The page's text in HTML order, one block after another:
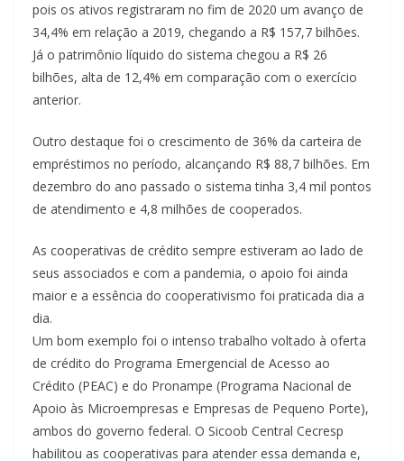
pois os ativos registraram no fim de 2020 um avanço de
34,4% em relação a 2019, chegando a R$ 157,7 bilhões.
Já o patrimônio líquido do sistema chegou a R$ 26
bilhões, alta de 12,4% em comparação com o exercício
anterior.
Outro destaque foi o crescimento de 36% da carteira de
empréstimos no período, alcançando R$ 88,7 bilhões. Em
dezembro do ano passado o sistema tinha 3,4 mil pontos
de atendimento e 4,8 milhões de cooperados.
As cooperativas de crédito sempre estiveram ao lado de
seus associados e com a pandemia, o apoio foi ainda
maior e a essência do cooperativismo foi praticada dia a
dia.
Um bom exemplo foi o intenso trabalho voltado à oferta
de crédito do Programa Emergencial de Acesso ao
Crédito (PEAC) e do Pronampe (Programa Nacional de
Apoio às Microempresas e Empresas de Pequeno Porte),
ambos do governo federal. O Sicoob Central Cecresp
habilitou as cooperativas para atender essa demanda e,